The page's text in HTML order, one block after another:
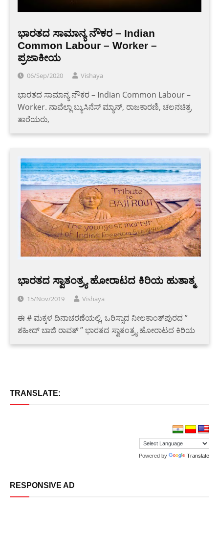
ಭಾರತದ ಸಾಮಾನ್ಯ ನೌಕರ – Indian
Common Labour – Worker –
ಪ್ರಜಾಕೀಯ
06/Sep/2020 Vishaya
ಭಾರತದ ಸಾಮಾನ್ಯ ನೌಕರ – Indian Common Labour –
Worker. ನಾವೆಲ್ಲಾ ಬ್ಯುಸಿನೆಸ್ ಮ್ಯಾನ್, ರಾಜಕಾರಣಿ, ಚಲನಚಿತ್ರ
ತಾರೆಯರು,
ಭಾರತದ ಸ್ವಾತಂತ್ರ್ಯ ಹೋರಾಟದ ಕಿರಿಯ ಹುತಾತ್ಮ
15/Nov/2019 Vishaya
ಈ # ಮಕ್ಕಳ ದಿನಾಚರಣೆಯಲ್ಲಿ, ಒರಿಸ್ಸಾದ ನೀಲಕಾಂತ್‌ಪುರದ ”
ಶಹೀದ್ ಬಾಜಿ ರಾವತ್ ” ಭಾರತದ ಸ್ವಾತಂತ್ರ್ಯ ಹೋರಾಟದ ಕಿರಿಯ
TRANSLATE:
Powered by Translate
RESPONSIVE AD